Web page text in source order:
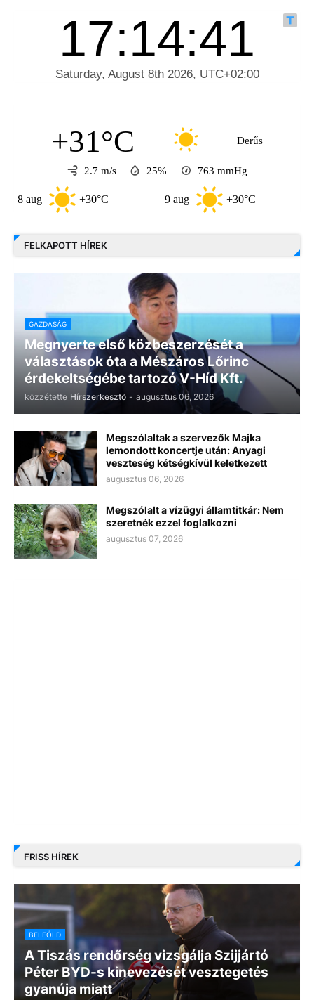
+31°C Derűs
2.7 m/s 25% 763 mmHg
+30°C +30°C
FELKAPOTT HÍREK
GAZDASÁG
Megnyerte első közbeszerzését a
választások óta a Mészáros Lőrinc
érdekeltségébe tartozó V-Híd Kft.
közzétette Hírszerkesztő - augusztus 06, 2026
Megszólaltak a szervezők Majka
lemondott koncertje után: Anyagi
veszteség kétségkívül keletkezett
augusztus 06, 2026
Megszólalt a vízügyi államtitkár: Nem
szeretnék ezzel foglalkozni
augusztus 07, 2026
FRISS HÍREK
BELFÖLD
A Tiszás rendőrség vizsgálja Szijjártó
Péter BYD-s kinevezését vesztegetés
gyanúja miatt